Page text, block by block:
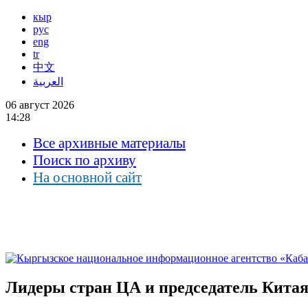
кыр
рус
eng
tr
中文
العربية
06 август 2026
14:28
Все архивные материалы
Поиск по архиву
На основной сайт
Лидеры стран ЦА и председатель